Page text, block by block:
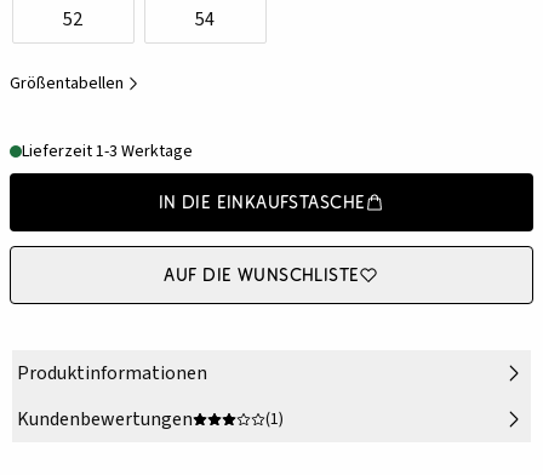
52 54
Größentabellen
Lieferzeit 1-3 Werktage
In die Einkaufstasche
Auf die Wunschliste
Produktinformationen
Kundenbewertungen
(1)